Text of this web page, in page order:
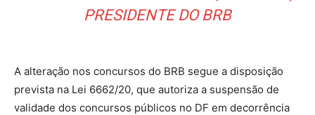
PRESIDENTE DO BRB
A alteração nos concursos do BRB segue a disposição
prevista na Lei 6662/20, que autoriza a suspensão de
validade dos concursos públicos no DF em decorrência